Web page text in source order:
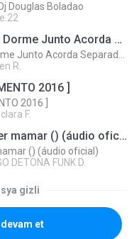
Douglas Boladao
Ze Neto E Cristiano - Dorme Junto Acorda Separado - Top 20 Sertanejas de 2015
R.
2016 ]
2016 ]
F.
Mc kevin novinha quer mamar () (áudio oficial)
() (áudio oficial)
DETONA FUNK D.
gizli
et